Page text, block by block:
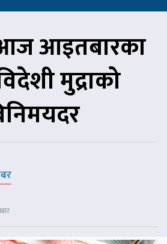
आइतबारका
मुद्राको